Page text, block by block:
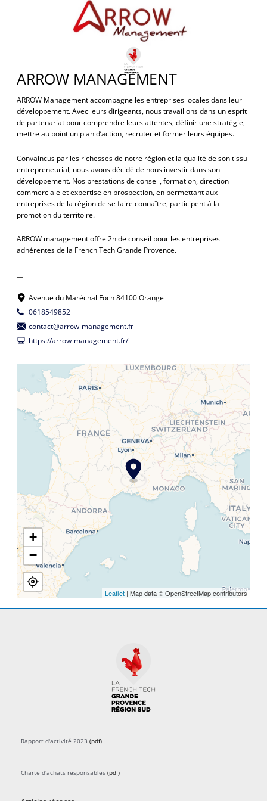
ARROW MANAGEMENT
ARROW Management accompagne les entreprises locales dans leur
développement. Avec leurs dirigeants, nous travaillons dans un esprit
de partenariat pour comprendre leurs attentes, définir une stratégie,
mettre au point un plan d’action, recruter et former leurs équipes.
Convaincus par les richesses de notre région et la qualité de son tissu
entrepreneurial, nous avons décidé de nous investir dans son
développement. Nos prestations de conseil, formation, direction
commerciale et expertise en prospection, en permettant aux
entreprises de la région de se faire connaître, participent à la
promotion du territoire.
ARROW management offre 2h de conseil pour les entreprises
adhérentes de la French Tech Grande Provence.
Avenue du Maréchal Foch 84100 Orange
0618549852
contact@arrow-management.fr
https://arrow-management.fr/
+
−
Leaflet| Map data © OpenStreetMap contributors
Rapport d'activité 2023 (pdf)
Charte d'achats responsables (pdf)